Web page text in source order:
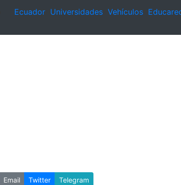
Ecuador Universidades Vehículos
Email Twitter Telegram